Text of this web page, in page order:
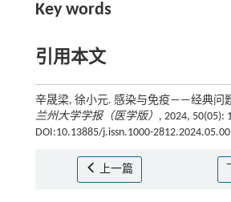
Key words
引用本文
辛晟梁, 徐小元. 感染与免疫——经典问
兰州大学学报（医学版） , 2024, 50(05):
DOI:10.13885/j.issn.1000-
上一篇